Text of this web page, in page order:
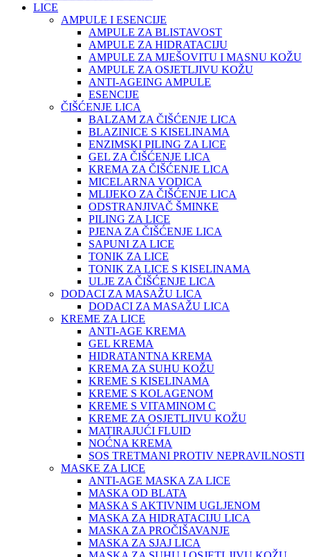
LICE
AMPULE I ESENCIJE
AMPULE ZA BLISTAVOST
AMPULE ZA HIDRATACIJU
AMPULE ZA MJEŠOVITU I MASNU KOŽU
AMPULE ZA OSJETLJIVU KOŽU
ANTI-AGEING AMPULE
ESENCIJE
ČIŠĆENJE LICA
BALZAM ZA ČIŠĆENJE LICA
BLAZINICE S KISELINAMA
ENZIMSKI PILING ZA LICE
GEL ZA ČIŠĆENJE LICA
KREMA ZA ČIŠĆENJE LICA
MICELARNA VODICA
MLIJEKO ZA ČIŠĆENJE LICA
ODSTRANJIVAČ ŠMINKE
PILING ZA LICE
PJENA ZA ČIŠĆENJE LICA
SAPUNI ZA LICE
TONIK ZA LICE
TONIK ZA LICE S KISELINAMA
ULJE ZA ČIŠĆENJE LICA
DODACI ZA MASAŽU LICA
DODACI ZA MASAŽU LICA
KREME ZA LICE
ANTI-AGE KREMA
GEL KREMA
HIDRATANTNA KREMA
KREMA ZA SUHU KOŽU
KREME S KISELINAMA
KREME S KOLAGENOM
KREME S VITAMINOM C
KREME ZA OSJETLJIVU KOŽU
MATIRAJUĆI FLUID
NOĆNA KREMA
SOS TRETMANI PROTIV NEPRAVILNOSTI
MASKE ZA LICE
ANTI-AGE MASKA ZA LICE
MASKA OD BLATA
MASKA S AKTIVNIM UGLJENOM
MASKA ZA HIDRATACIJU LICA
MASKA ZA PROČIŠAVANJE
MASKA ZA SJAJ LICA